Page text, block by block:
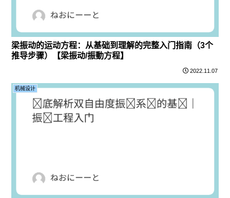
梁振动的运动方程：从基础到理解的完整入门指南（3个
推导步骤）【梁振动/振動方程】
2022.11.07
机械设计